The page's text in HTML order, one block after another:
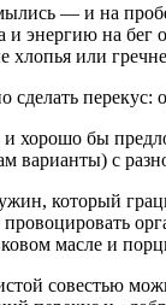
— и на
и энергию на
хлопья или
сделать
и хорошо бы
варианты) с
который
масле и
совестью